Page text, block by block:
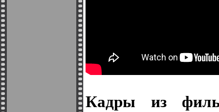
Кадры из